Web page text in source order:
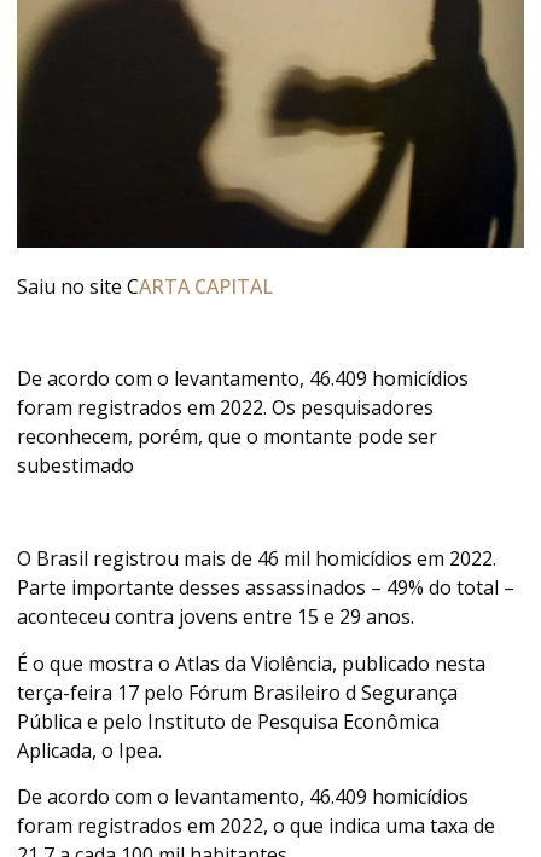
Saiu no site CARTA CAPITAL
De acordo com o levantamento, 46.409 homicídios
foram registrados em 2022. Os pesquisadores
reconhecem, porém, que o montante pode ser
subestimado
O Brasil registrou mais de 46 mil homicídios em 2022.
Parte importante desses assassinados – 49% do total –
aconteceu contra jovens entre 15 e 29 anos.
É o que mostra o Atlas da Violência, publicado nesta
terça-feira 17 pelo Fórum Brasileiro d Segurança
Pública e pelo Instituto de Pesquisa Econômica
Aplicada, o Ipea.
De acordo com o levantamento, 46.409 homicídios
foram registrados em 2022, o que indica uma taxa de